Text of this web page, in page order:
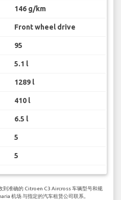
146 g/km
Front wheel drive
95
5.1 l
1289 l
410 l
6.5 l
5
5
到准确的 Citroen C3 Aircross 车辆型号和规
机场 与指定的汽车租赁公司联系。